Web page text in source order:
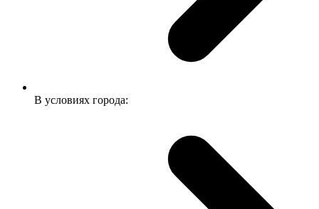
В условиях города: